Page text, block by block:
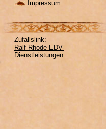
Impressum
Zufallslink:
Ralf Rhode EDV-
Dienstleistungen